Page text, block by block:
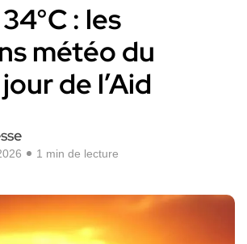
: les
météo du
de l’Aid
1 min de lecture